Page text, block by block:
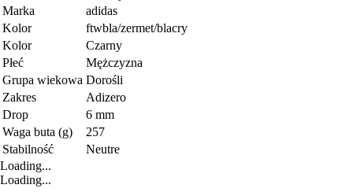
Marka
adidas
Kolor
ftwbla/zermet/blacry
Kolor
Czarny
Płeć
Mężczyzna
Grupa wiekowa Dorośli
Zakres
Adizero
Drop
6 mm
Waga buta (g)
257
Stabilność
Neutre
Loading...
Loading...